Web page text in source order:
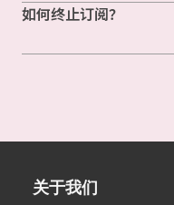
如何终止订阅？
关于我们